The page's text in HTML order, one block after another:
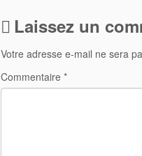
Laissez un
Votre adresse e-mail ne sera
Commentaire *